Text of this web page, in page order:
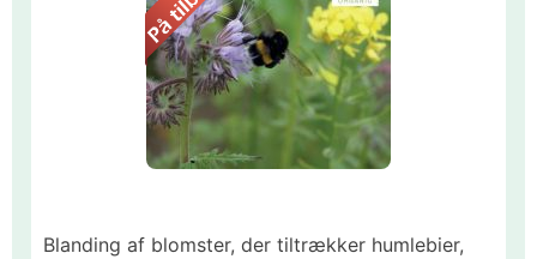
Blanding af blomster, der tiltrækker humlebier,